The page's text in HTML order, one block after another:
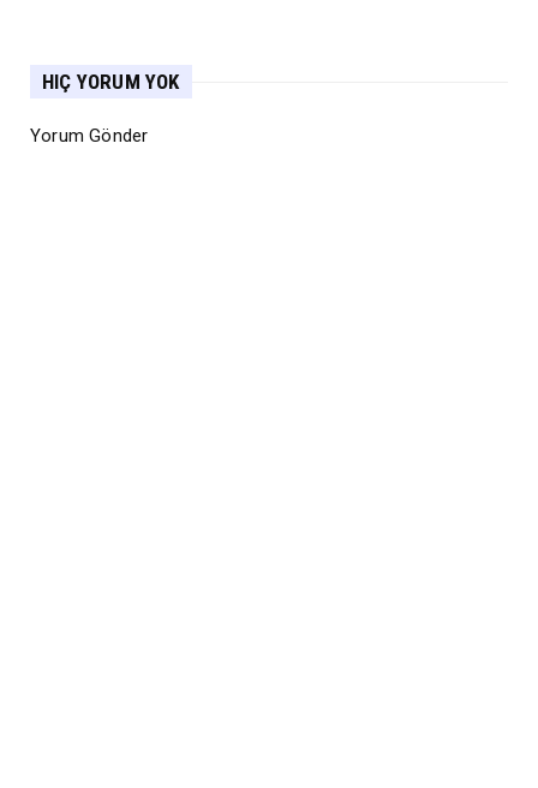
HIÇ YORUM YOK
Yorum Gönder